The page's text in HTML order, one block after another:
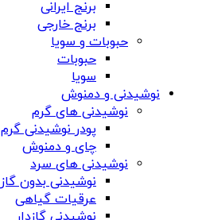
برنج ایرانی
برنج خارجی
حبوبات و سویا
حبوبات
سویا
نوشیدنی و دمنوش
نوشیدنی های گرم
پودر نوشیدنی گرم
چای و دمنوش
نوشیدنی های سرد
نوشیدنی بدون گاز
عرقیات گیاهی